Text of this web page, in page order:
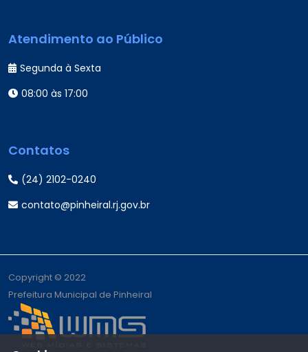
Atendimento ao Público
Segunda à Sexta
08:00 às 17:00
Contatos
(24) 2102-0240
contato@pinheiral.rj.gov.br
Copyright © 2022
Prefeitura Municipal de Pinheiral